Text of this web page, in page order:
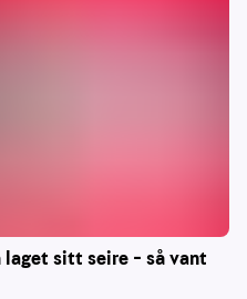
sitt seire – så vant